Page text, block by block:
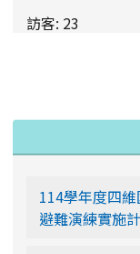
訪客: 23
114學年度四
避難演練實施